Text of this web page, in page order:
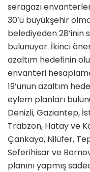
seragazı
30’u büyükşehir
belediyeden 28’inin
bulunuyor. İkinci
azaltım hedefinin
envanteri
19’unun azaltım
eylem planları
Denizli, Gaziantep,
Trabzon, Hatay ve
Çankaya, Nilüfer,
Seferihisar ve
planını yapmış